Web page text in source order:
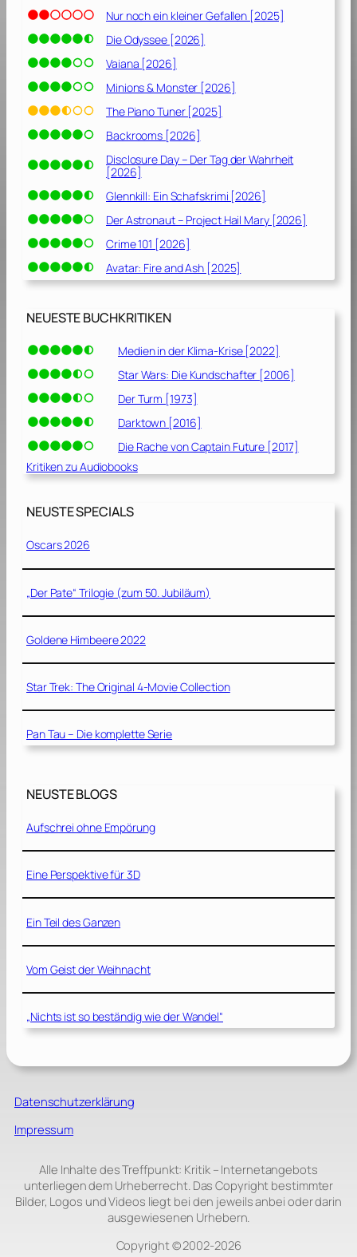
Nur noch ein kleiner Gefallen [2025]
Die Odyssee [2026]
Vaiana [2026]
Minions & Monster [2026]
The Piano Tuner [2025]
Backrooms [2026]
Disclosure Day – Der Tag der Wahrheit
[2026]
Glennkill: Ein Schafskrimi [2026]
Der Astronaut – Project Hail Mary [2026]
Crime 101 [2026]
Avatar: Fire and Ash [2025]
NEUESTE BUCHKRITIKEN
Medien in der Klima-Krise [2022]
Star Wars: Die Kundschafter [2006]
Der Turm [1973]
Darktown [2016]
Die Rache von Captain Future [2017]
Kritiken zu Audiobooks
NEUSTE SPECIALS
Oscars 2026
„Der Pate“ Trilogie (zum 50. Jubiläum)
Goldene Himbeere 2022
Star Trek: The Original 4-Movie Collection
Pan Tau – Die komplette Serie
NEUSTE BLOGS
Aufschrei ohne Empörung
Eine Perspektive für 3D
Ein Teil des Ganzen
Vom Geist der Weihnacht
„Nichts ist so beständig wie der Wandel“
Datenschutzerklärung
Impressum
Alle Inhalte des Treffpunkt: Kritik – Internetangebots
unterliegen dem Urheberrecht. Das Copyright bestimmter
Bilder, Logos und Videos liegt bei den jeweils anbei oder darin
ausgewiesenen Urhebern.
Copyright © 2002‑2026